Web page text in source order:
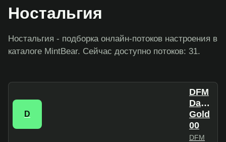
Ностальгия
Ностальгия - подборка онлайн-потоков настроения в
каталоге MintBear. Сейчас доступно потоков: 31.
D
DFM
Dance
Gold
00
DFM